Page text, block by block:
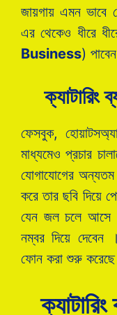
জায়গায় এমন ভাবে
এর থেকেও ধীরে
Business)
ক্যাটারিং
ফেসবুক,
মাধ্যমেও প্রচার
যোগাযোগের অন্যতম
করে তার ছবি দিয়ে
যেন জল চলে আসে
নম্বর দিয়ে দেবেন
ফোন করা শুরু